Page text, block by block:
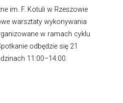
im. F. Kotuli w Rzeszowie
warsztaty wykonywania
w ramach cyklu
odbędzie się 21
11:00–14:00.